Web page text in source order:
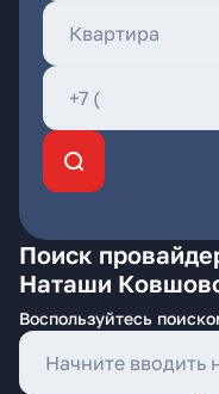
Поиск
Наташи
Воспользуйтесь